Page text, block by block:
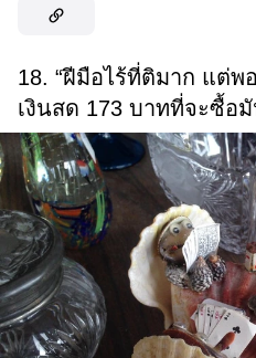
18. “ฝีมือไร้ที่ติมาก แต่
เงินสด 173 บาทที่จะซื้อมั